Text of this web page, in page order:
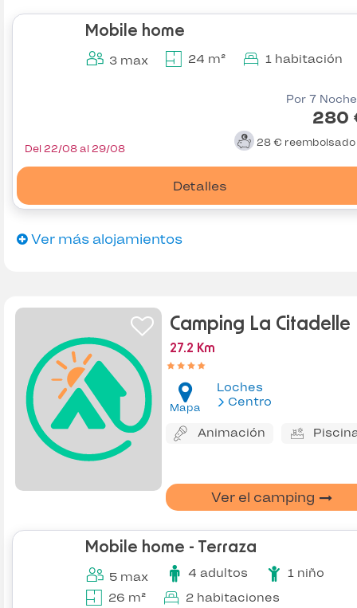
Mobile home
3 max 24 m² 1 habitación
Por 7
280
28 € reembolsado
Detalles
Del 22/08 al 29/08
Ver más alojamientos
Camping La Citadelle
27.2 Km
Mapa
Loches
Centro
Animación
Ver el camping
Mobile home - Terraza
5 max 4 adultos
1 niño
26 m²
2 habitaciones